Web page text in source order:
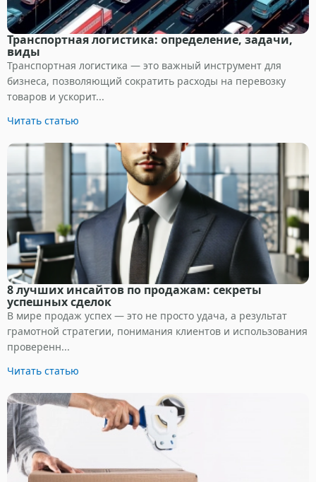
Транспортная логистика: определение, задачи,
виды
Транспортная логистика — это важный инструмент для
бизнеса, позволяющий сократить расходы на перевозку
товаров и ускорит...
Читать статью
8 лучших инсайтов по продажам: секреты
успешных сделок
В мире продаж успех — это не просто удача, а результат
грамотной стратегии, понимания клиентов и использования
проверенн...
Читать статью